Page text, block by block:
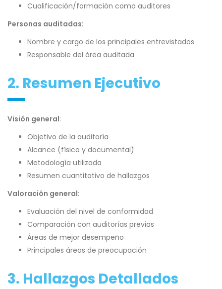
Cualificación/formación como auditores
Personas auditadas:
Nombre y cargo de los principales entrevistados
Responsable del área auditada
2. Resumen Ejecutivo
Visión general:
Objetivo de la auditoría
Alcance (físico y documental)
Metodología utilizada
Resumen cuantitativo de hallazgos
Valoración general:
Evaluación del nivel de conformidad
Comparación con auditorías previas
Áreas de mejor desempeño
Principales áreas de preocupación
3. Hallazgos Detallados